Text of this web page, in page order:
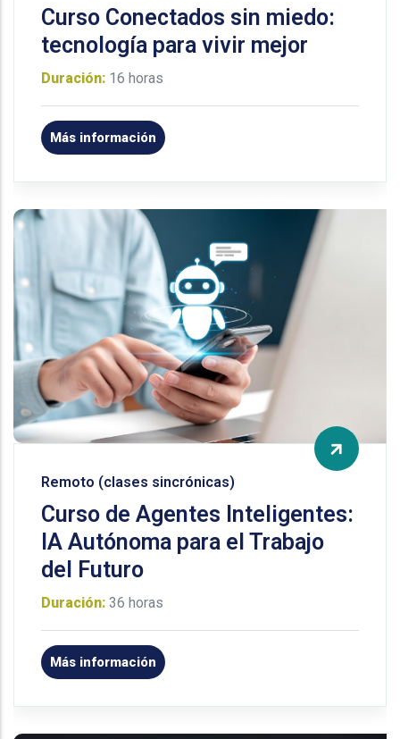
Curso Conectados sin miedo:
tecnología para vivir mejor
Duración: 16 horas
Más información
Remoto (clases sincrónicas)
Curso de Agentes Inteligentes:
IA Autónoma para el Trabajo
del Futuro
Duración: 36 horas
Más información